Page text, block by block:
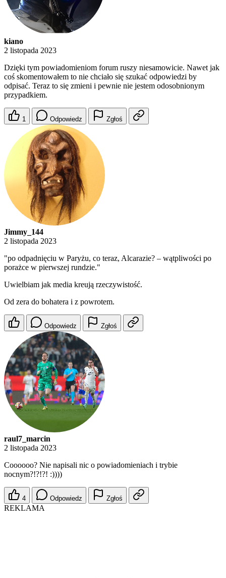
kiano
2 listopada 2023
Dzięki tym powiadomieniom forum ruszy niesamowicie. Nawet jak
coś skomentowałem to nie chciało się szukać odpowiedzi by
odpisać. Teraz to się zmieni i pewnie nie jestem odosobnionym
przypadkiem.
1 Odpowiedz Zgłoś
Jimmy_144
2 listopada 2023
"po odpadnięciu w Paryżu, co teraz, Alcarazie? – wątpliwości po
porażce w pierwszej rundzie."
Uwielbiam jak media kreują rzeczywistość.
Od zera do bohatera i z powrotem.
Odpowiedz Zgłoś
raul7_marcin
2 listopada 2023
Coooooo? Nie napisali nic o powiadomieniach i trybie
nocnym?!?!?! :))))
4 Odpowiedz Zgłoś
REKLAMA